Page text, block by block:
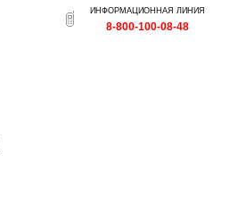
ИНФОРМАЦИОННАЯ ЛИНИЯ
8-800-100-08-48